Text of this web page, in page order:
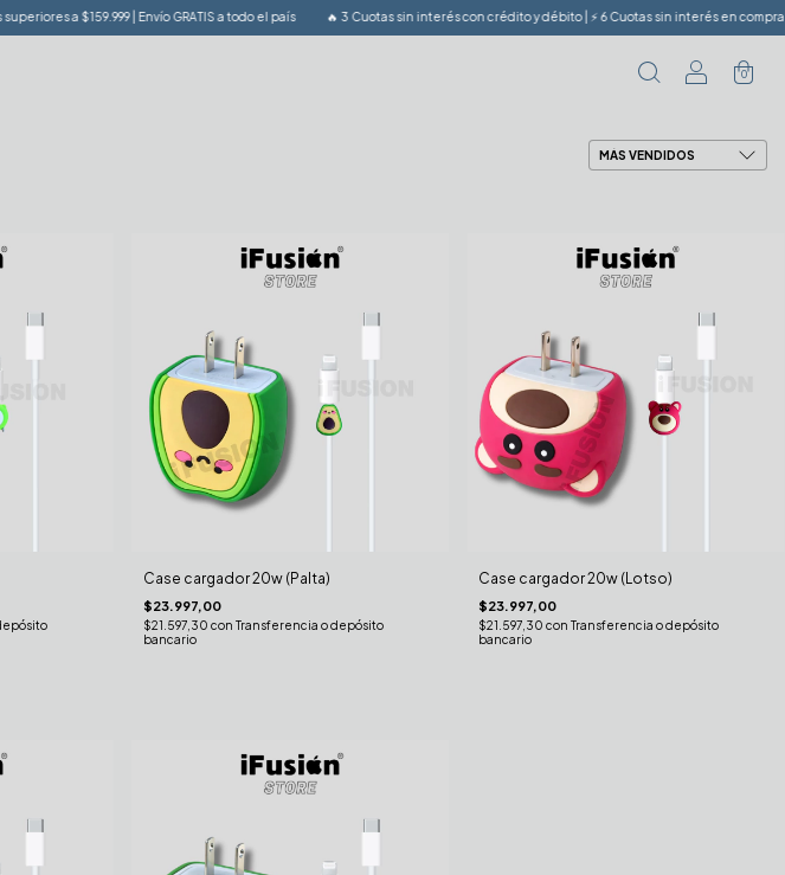
a $159.999 | Envío GRATIS a todo el país 🔥 3 Cuotas sin interés con crédito y débito | ⚡️ 6 Cuotas sin interés en compras
0
Case cargador 20w (Palta)
$23.997,00
$21.597,30 con Transferencia o depósito
bancario
Case cargador 20w (Lotso)
$23.997,00
$21.597,30con Transferencia o depósito
bancario